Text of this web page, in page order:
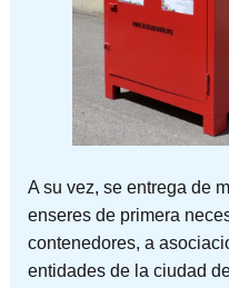
A su vez, se entrega de
enseres de primera
contenedores, a
entidades de la ciudad